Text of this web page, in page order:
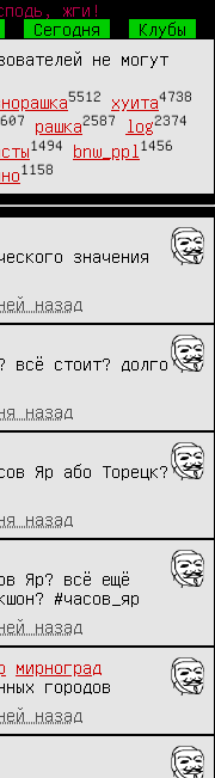
жги!
Сегодня
Клубы
не могут
5512 хуита4738
рашка2587 log2374
1494 bnw_ppl 1456
1158
значения
назад
всё стоит? долго
назад
Яр або Торецк?
назад
Яр? всё ещё
#часов_яр
назад
мирноград
городов
назад